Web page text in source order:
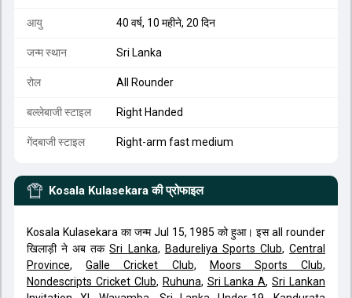
आयु 40 वर्ष, 10 महीने, 20 दिन
जन्म स्थान Sri Lanka
रोल All Rounder
बल्लेबाजी स्टाइल Right Handed
गेंदबाजी स्टाइल Right-arm fast medium
Kosala Kulasekara की प्रोफाइल
Kosala Kulasekara का जन्म Jul 15, 1985 को हुआ। इस all rounder
खिलाड़ी ने अब तकSri Lanka, Badureliya Sports Club,Central
Province,Galle Cricket Club, Moors Sports Club,
Nondescripts Cricket Club, Ruhuna, Sri Lanka A,Sri Lankan